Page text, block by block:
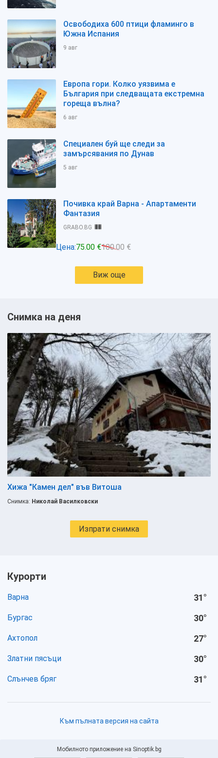
Освободиха 600 птици фламинго в
Южна Испания
9 авг
Европа гори. Колко уязвима е
България при следващата екстремна
гореща вълна?
6 авг
Специален буй ще следи за
замърсявания по Дунав
5 авг
Почивка край Варна - Апартаменти
Фантазия
GRABO.BG
Цена:75.00 €100.00 €
Виж още
Снимка на деня
Хижа "Камен дел" във Витоша
Снимка: Николай Василковски
Изпрати снимка
Курорти
Варна 31°
Бургас 30°
Ахтопол 27°
Златни пясъци 30°
Слънчев бряг 31°
Към пълната версия на сайта
Мобилното приложение на Sinoptik.bg